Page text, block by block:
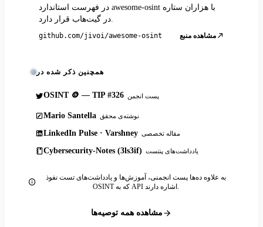
در فهرست استاندارد awesome-osint با هزاران ستاره
در گیت‌هاب قرار دارد.
github.com/jivoi/awesome-osint مشاهده منبع
همچنین ذکر شده در
OSINT 🪙 — TIP #326 پست انجمن
Mario Santella نوشته‌ی محقق
LinkedIn Pulse · Varshney مقاله تخصصی
Cybersecurity-Notes (3ls3if) یادداشت‌های پنتست
به علاوه ده‌ها پست انجمنی، آموزش‌ها و یادداشت‌های تست نفوذ
OSINT که به API اشاره دارند.
مشاهده همه توصیه‌ها